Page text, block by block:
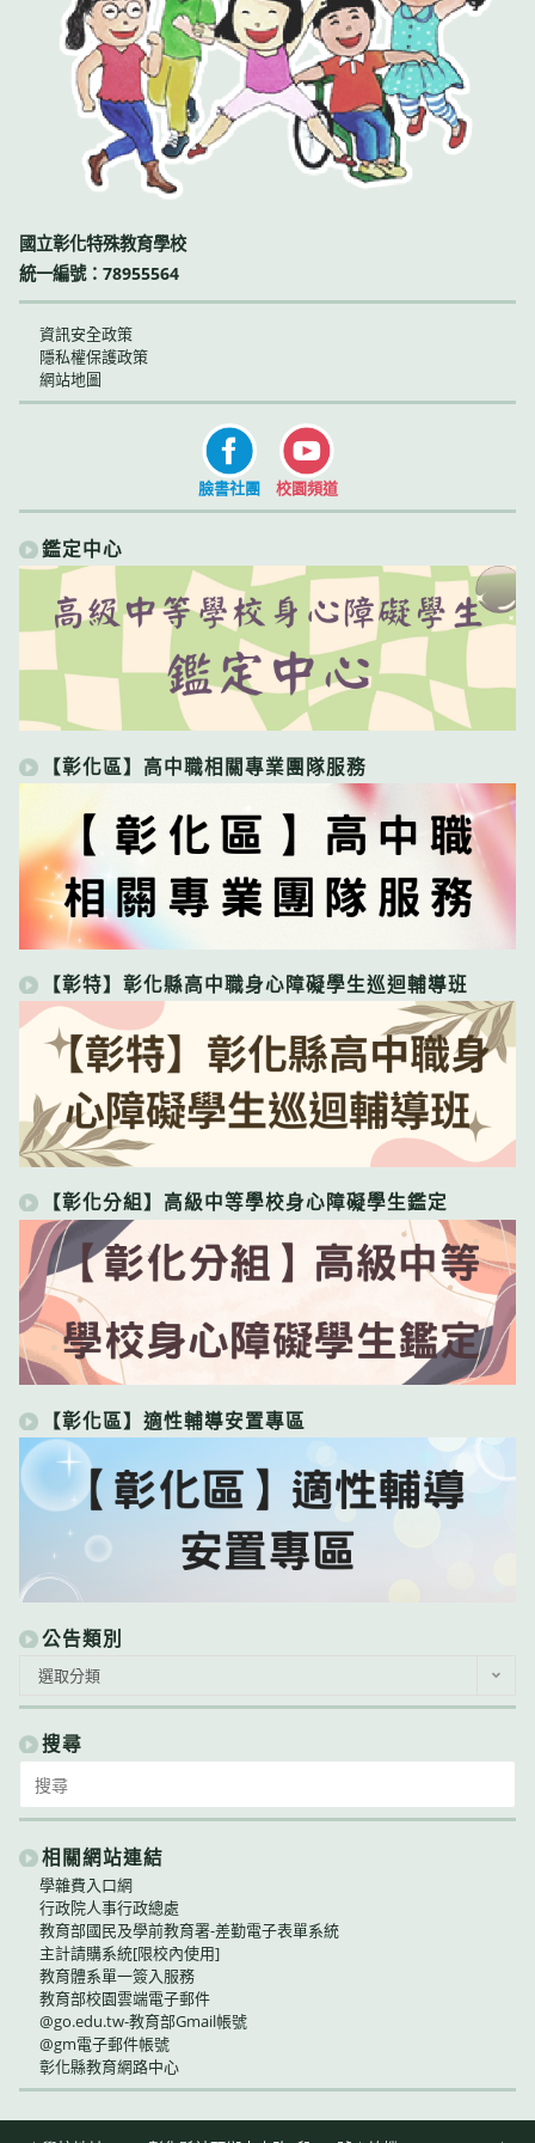
國立彰化特殊教育學校
統一編號：78955564
資訊安全政策
隱私權保護政策
網站地圖
臉書社團 校園頻道
鑑定中心
【彰化區】高中職相關專業團隊服務
【彰特】彰化縣高中職身心障礙學生巡迴輔導班
【彰化分組】高級中等學校身心障礙學生鑑定
【彰化區】適性輔導安置專區
公告類別
類
別
選取分類
搜尋
for:
相關網站連結
學雜費入口網
行政院人事行政總處
教育部國民及學前教育署-差勤電子表單系統
主計請購系統[限校內使用]
教育體系單一簽入服務
教育部校園雲端電子郵件
@go.edu.tw-教育部Gmail帳號
@gm電子郵件帳號
彰化縣教育網路中心